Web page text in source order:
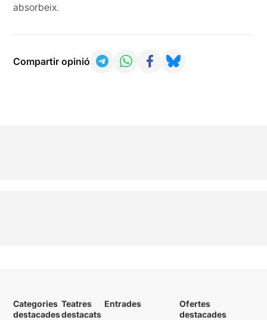
absorbeix.
Compartir opinió
Categories
destacades
Teatres
destacats
Entrades
Ofertes
destacades